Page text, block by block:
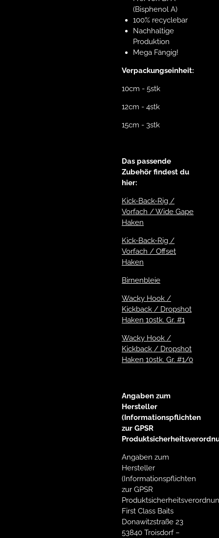
(Bisphenol A)
100% recyclebar
Nachhaltige
Produktion
Mega Fängig!
Verpackungseinheit:
10cm - 5stk
12cm - 4stk
15cm - 3stk
Das passende
Zubehör findest du
hier:
Kick-Back-Rig /
Vorfach / Wide Gape
Haken
Kick-Back-Rig /
Vorfach / Offset
Haken
Birnenbleie
Wacky Hook /
Kickback / Dropshot
Haken 10stk. Gr. #1
Wacky Hook /
Kickback / Dropshot
Haken 10stk. Gr. #1/0
Angaben zum
Hersteller
(Informationspflichten
zur GPSR
Angaben zum
Hersteller
(Informationspflichten
zur GPSR
First Class Baits
Donawitzstraße 23
53840 Troisdorf –